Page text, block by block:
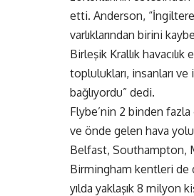
etti. Anderson,
varlıklarından birini
Birleşik Krallık
toplulukları, insanları
bağlıyordu” dedi.
Flybe’nin 2 binden fazla
ve önde gelen hava
Belfast, Southampton,
Birmingham kentleri de
yılda yaklaşık 8 milyon